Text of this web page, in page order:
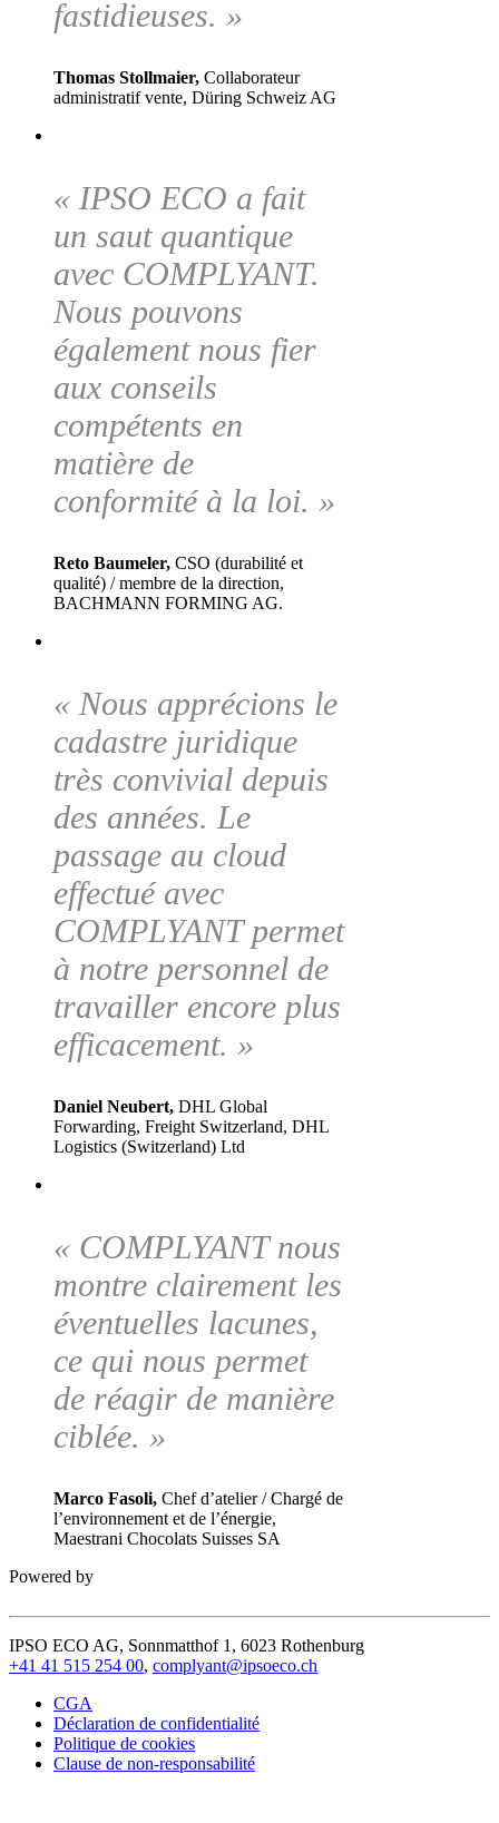
fastidieuses. »
Thomas Stollmaier, Collaborateur
administratif vente, Düring Schweiz AG
« IPSO ECO a fait
un saut quantique
avec COMPLYANT.
Nous pouvons
également nous fier
aux conseils
compétents en
matière de
conformité à la loi. »
Reto Baumeler, CSO (durabilité et
qualité) / membre de la direction,
BACHMANN FORMING AG.
« Nous apprécions le
cadastre juridique
très convivial depuis
des années. Le
passage au cloud
effectué avec
COMPLYANT permet
à notre personnel de
travailler encore plus
efficacement. »
Daniel Neubert, DHL Global
Forwarding, Freight Switzerland, DHL
Logistics (Switzerland) Ltd
« COMPLYANT nous
montre clairement les
éventuelles lacunes,
ce qui nous permet
de réagir de manière
ciblée. »
Marco Fasoli, Chef d’atelier / Chargé de
l’environnement et de l’énergie,
Maestrani Chocolats Suisses SA
Powered by
IPSO ECO AG, Sonnmatthof 1, 6023 Rothenburg
+41 41 515 254 00, complyant@ipsoeco.ch
CGA
Déclaration de confidentialité
Politique de cookies
Clause de non-responsabilité